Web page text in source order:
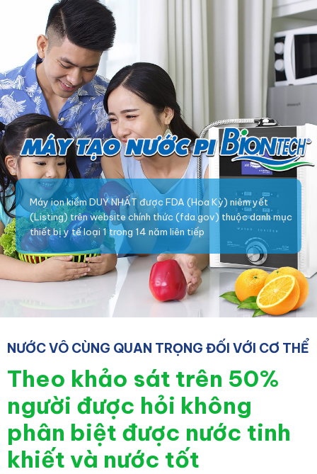
Máy ion kiềm DUY NHẤT được FDA (Hoa Kỳ) niêm yết
(Listing) trên website chính thức (fda.gov) thuộc danh mục
thiết bị y tế loại 1 trong 14 năm liên tiếp
NƯỚC VÔ CÙNG QUAN TRỌNG ĐỐI VỚI CƠ THỂ
Theo khảo sát trên 50%
người được hỏi không
phân biệt được nước tinh
khiết và nước tốt